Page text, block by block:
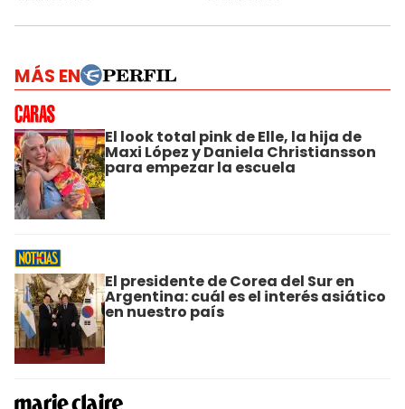
MÁS EN
El look total pink de Elle, la hija de
Maxi López y Daniela Christiansson
para empezar la escuela
El presidente de Corea del Sur en
Argentina: cuál es el interés asiático
en nuestro país